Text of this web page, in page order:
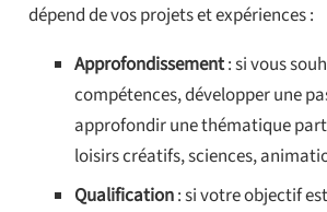
dépend de vos projets et expériences :
Approfondissement: si vous
compétences, développer une
approfondir une thématique
loisirs créatifs, sciences,
Qualification: si votre objectif